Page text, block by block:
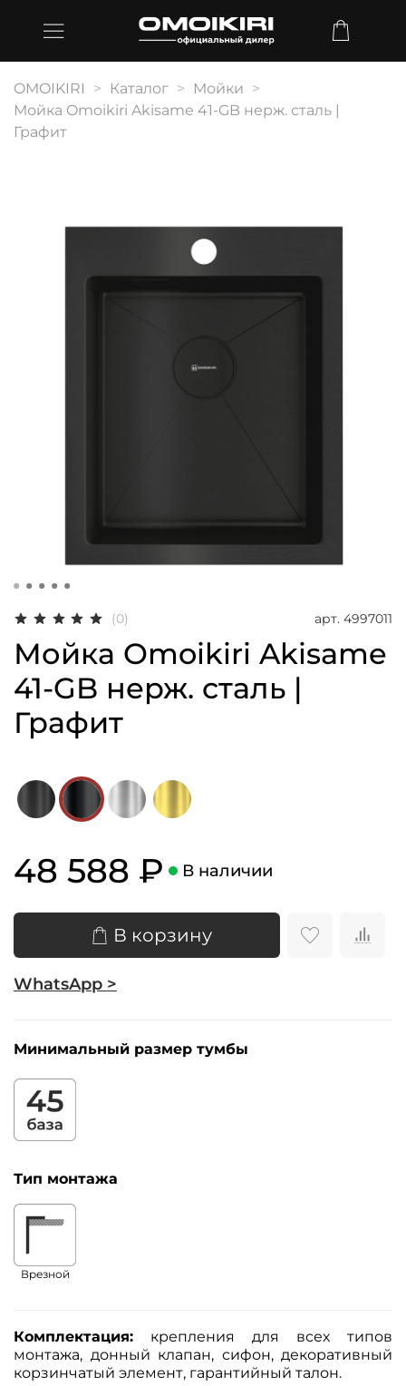
OMOIKIRI Каталог
Мойки
Мойка Omoikiri Akisame 41-GB нерж. сталь |
Графит
(0) арт. 4997011
Мойка Omoikiri Akisame
41-GB нерж. сталь |
Графит
48 588 ₽ В наличии
В корзину
WhatsApp >
Минимальный размер тумбы
Тип монтажа
Врезной
Комплектация: крепления для всех типов
монтажа, донный клапан, сифон, декоративный
корзинчатый элемент, гарантийный талон.